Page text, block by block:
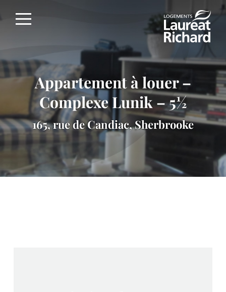
to
Appartement à louer –
Complexe Lunik – 5½
165, rue de Candiac, Sherbrooke